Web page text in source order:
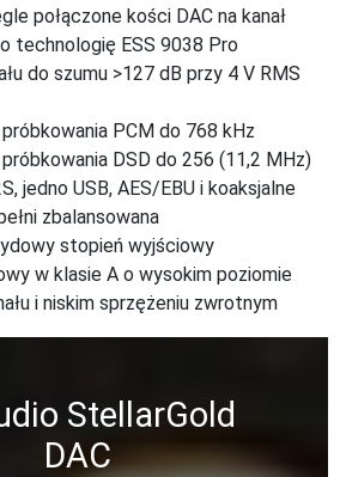
połączone kości DAC na kanał
technologię ESS 9038 Pro
do szumu >127 dB przy 4 V RMS
PCM do 768 kHz
DSD do 256 (11,2 MHz)
jedno USB, AES/EBU i koaksjalne
zbalansowana
stopień wyjściowy
w klasie A o wysokim poziomie
i niskim sprzężeniu zwrotnym
StellarGold
DAC